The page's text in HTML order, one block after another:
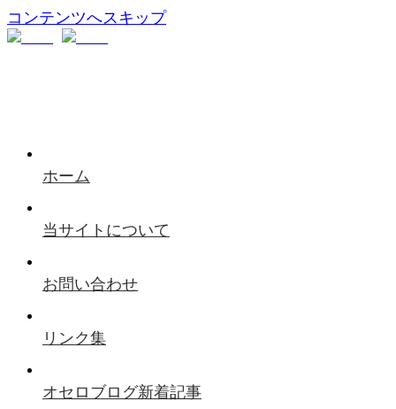
コンテンツへスキップ
ホーム
当サイトについて
お問い合わせ
リンク集
オセロブログ新着記事